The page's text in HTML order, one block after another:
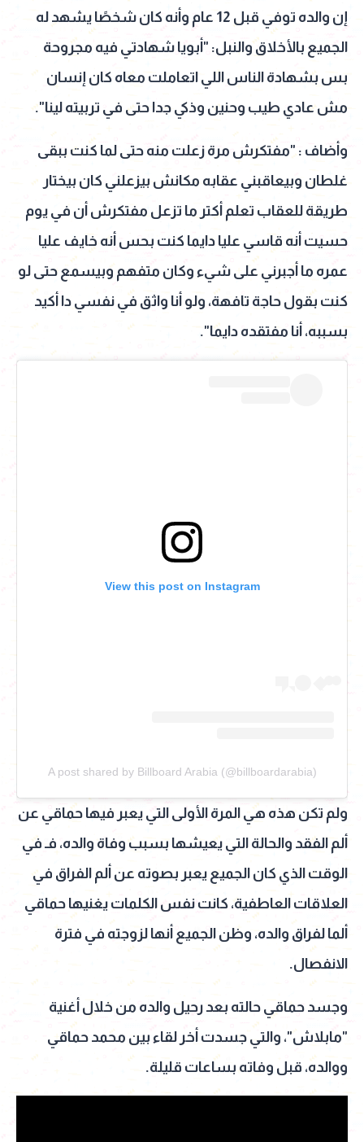
إن والده توفي قبل 12 عام وأنه كان شخصًا يشهد له
الجميع بالأخلاق والنبل: "أبويا شهادتي فيه مجروحة
بس بشهادة الناس اللي اتعاملت معاه كان إنسان
مش عادي طيب وحنين وذكي جدا حتى في تربيته لينا".
وأضاف : "مفتكرش مرة زعلت منه حتى لما كنت ببقى
غلطان وبيعاقبني عقابه مكانش بيزعلني كان بيختار
طريقة للعقاب تعلم أكتر ما تزعل مفتكرش أن في يوم
حسيت أنه قاسي عليا دايما كنت بحس أنه خايف عليا
عمره ما أجبرني على شيء وكان متفهم وبيسمع حتى لو
كنت بقول حاجة تافهة، ولو أنا واثق في نفسي دا أكيد
بسببه، أنا مفتقده دايما".
View this post on Instagram
A post shared by Billboard Arabia (@billboardarabia)
ولم تكن هذه هي المرة الأولى التي يعبر فيها حماقي عن
ألم الفقد والحالة التي يعيشها بسبب وفاة والده، فـ في
الوقت الذي كان الجميع يعبر بصوته عن ألم الفراق في
العلاقات العاطفية، كانت نفس الكلمات يغنيها حماقي
ألما لفراق والده، وظن الجميع أنها لزوجته في فترة
الانفصال.
وجسد حماقي حالته بعد رحيل والده من خلال أغنية
"مابلاش"، والتي جسدت أخر لقاء بين محمد حماقي
ووالده، قبل وفاته بساعات قليلة.